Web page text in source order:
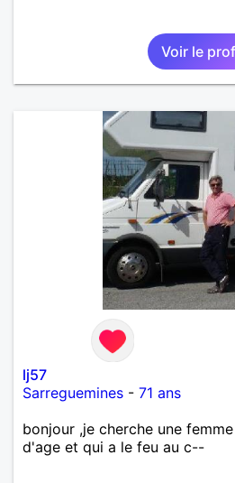
Voir le
lj57
Sarreguemines - 71 ans
bonjour ,je cherche une
d'age et qui a le feu au c--